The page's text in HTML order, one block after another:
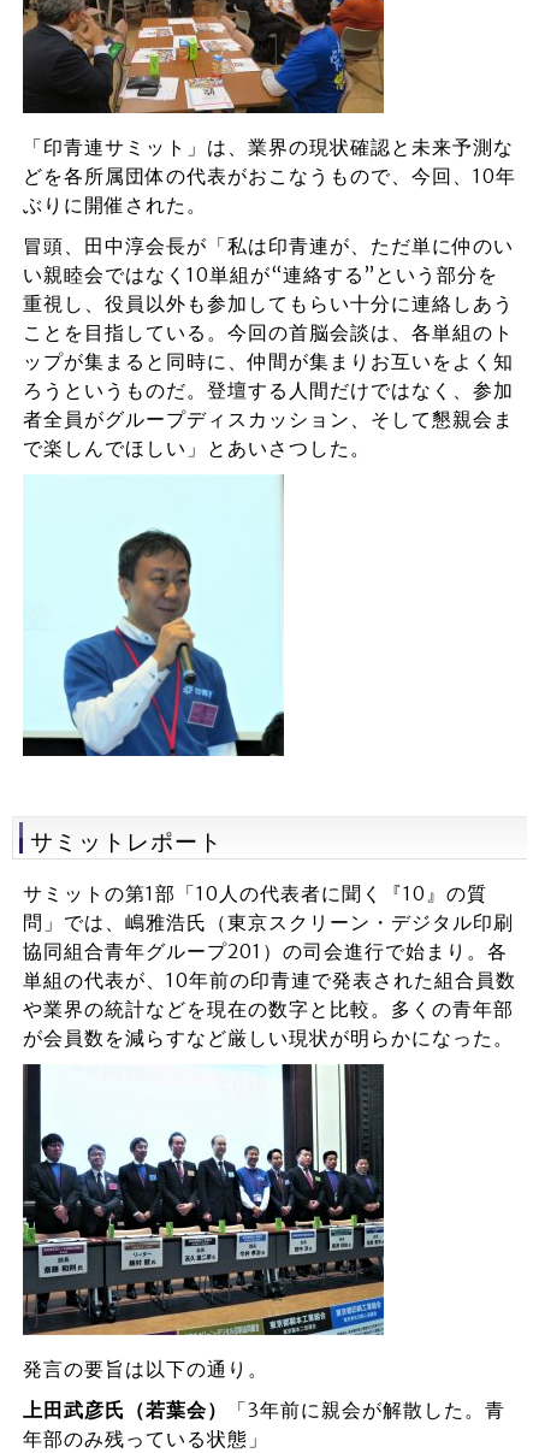
「印青連サミット」は、業界の現状確認と未来予測な
どを各所属団体の代表がおこなうもので、今回、10年
ぶりに開催された。
冒頭、田中淳会長が「私は印青連が、ただ単に仲のい
い親睦会ではなく10単組が“連絡する”という部分を
重視し、役員以外も参加してもらい十分に連絡しあう
ことを目指している。今回の首脳会談は、各単組のト
ップが集まると同時に、仲間が集まりお互いをよく知
ろうというものだ。登壇する人間だけではなく、参加
者全員がグループディスカッション、そして懇親会ま
で楽しんでほしい」とあいさつした。
サミットレポート
サミットの第1部「10人の代表者に聞く『10』の質
問」では、嶋雅浩氏（東京スクリーン・デジタル印刷
協同組合青年グループ201）の司会進行で始まり。各
単組の代表が、10年前の印青連で発表された組合員数
や業界の統計などを現在の数字と比較。多くの青年部
が会員数を減らすなど厳しい現状が明らかになった。
発言の要旨は以下の通り。
上田武彦氏（若葉会）
「3年前に親会が解散した。青
年部のみ残っている状態」